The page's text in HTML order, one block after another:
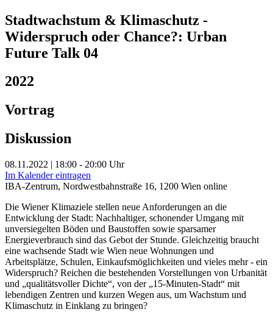
Stadtwachstum & Klimaschutz -
Widerspruch oder Chance?: Urban
Future Talk 04
2022
Vortrag
Diskussion
08.11.2022 | 18:00 - 20:00 Uhr
Im Kalender eintragen
IBA-Zentrum, Nordwestbahnstraße 16, 1200 Wien online
Die Wiener Klimaziele stellen neue Anforderungen an die
Entwicklung der Stadt: Nachhaltiger, schonender Umgang mit
unversiegelten Böden und Baustoffen sowie sparsamer
Energieverbrauch sind das Gebot der Stunde. Gleichzeitig braucht
eine wachsende Stadt wie Wien neue Wohnungen und
Arbeitsplätze, Schulen, Einkaufsmöglichkeiten und vieles mehr - ein
Widerspruch? Reichen die bestehenden Vorstellungen von Urbanität
und „qualitätsvoller Dichte“, von der „15-Minuten-Stadt“ mit
lebendigen Zentren und kurzen Wegen aus, um Wachstum und
Klimaschutz in Einklang zu bringen?